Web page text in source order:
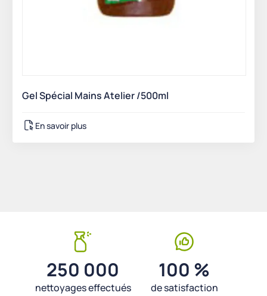
Gel Spécial Mains Atelier /500ml
En savoir plus
250 000
nettoyages effectués
100 %
de satisfaction